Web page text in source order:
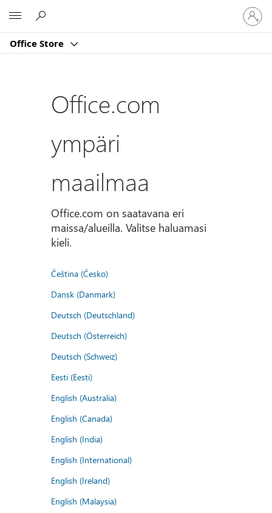
Office Store
sisään
tilille
Office.com
ympäri
maailmaa
Office.com on saatavana eri
maissa/alueilla. Valitse haluamasi
kieli.
Čeština (Česko)
Dansk (Danmark)
Deutsch (Deutschland)
Deutsch (Österreich)
Deutsch (Schweiz)
Eesti (Eesti)
English (Australia)
English (Canada)
English (India)
English (International)
English (Ireland)
English (Malaysia)